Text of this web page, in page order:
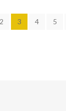
2 3 4 5